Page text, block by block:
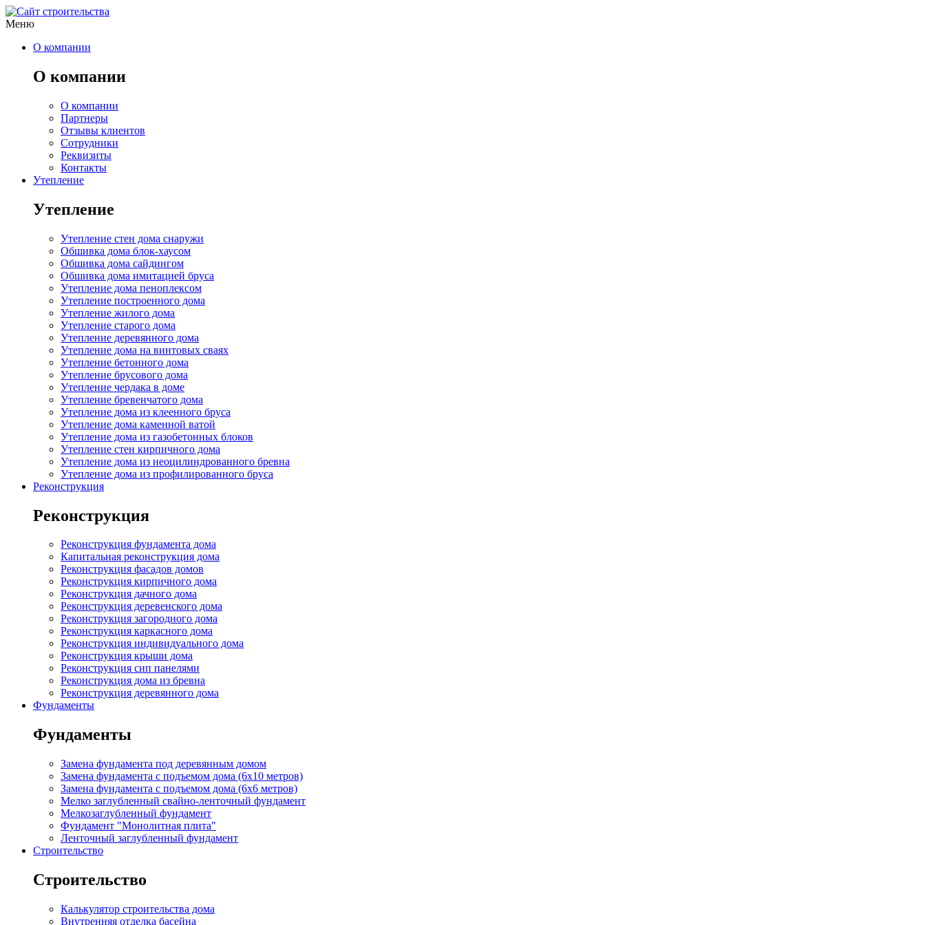
Меню
О компании
О компании
О компании
Партнеры
Отзывы клиентов
Сотрудники
Реквизиты
Контакты
Утепление
Утепление
Утепление стен дома снаружи
Обшивка дома блок-хаусом
Обшивка дома сайдингом
Обшивка дома имитацией бруса
Утепление дома пеноплексом
Утепление построенного дома
Утепление жилого дома
Утепление старого дома
Утепление деревянного дома
Утепление дома на винтовых сваях
Утепление бетонного дома
Утепление брусового дома
Утепление чердака в доме
Утепление бревенчатого дома
Утепление дома из клеенного бруса
Утепление дома каменной ватой
Утепление дома из газобетонных блоков
Утепление стен кирпичного дома
Утепление дома из неоцилиндрованного бревна
Утепление дома из профилированного бруса
Реконструкция
Реконструкция
Реконструкция фундамента дома
Капитальная реконструкция дома
Реконструкция фасадов домов
Реконструкция кирпичного дома
Реконструкция дачного дома
Реконструкция деревенского дома
Реконструкция загородного дома
Реконструкция каркасного дома
Реконструкция индивидуального дома
Реконструкция крыши дома
Реконструкция сип панелями
Реконструкция дома из бревна
Реконструкция деревянного дома
Фундаменты
Фундаменты
Замена фундамента под деревянным домом
Замена фундамента с подъемом дома (6x10 метров)
Замена фундамента с подъемом дома (6x6 метров)
Мелко заглубленный свайно-ленточный фундамент
Мелкозаглубленный фундамент
Фундамент "Монолитная плита"
Ленточный заглубленный фундамент
Строительство
Строительство
Калькулятор строительства дома
Внутренняя отделка басейна